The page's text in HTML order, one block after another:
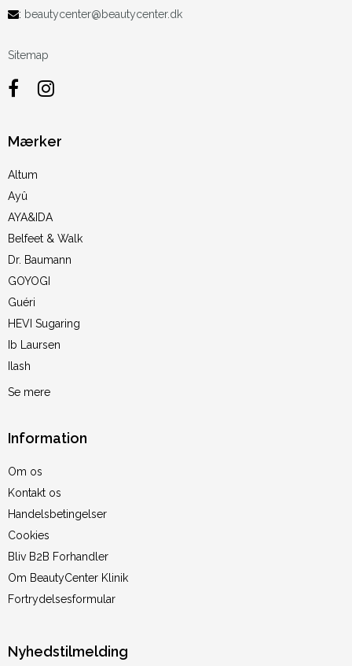
: beautycenter@beautycenter.dk
Sitemap
Mærker
Altum
Ayû
AYA&IDA
Belfeet & Walk
Dr. Baumann
GOYOGI
Guéri
HEVI Sugaring
Ib Laursen
Ilash
Se mere
Information
Om os
Kontakt os
Handelsbetingelser
Cookies
Bliv B2B Forhandler
Om BeautyCenter Klinik
Fortrydelsesformular
Nyhedstilmelding